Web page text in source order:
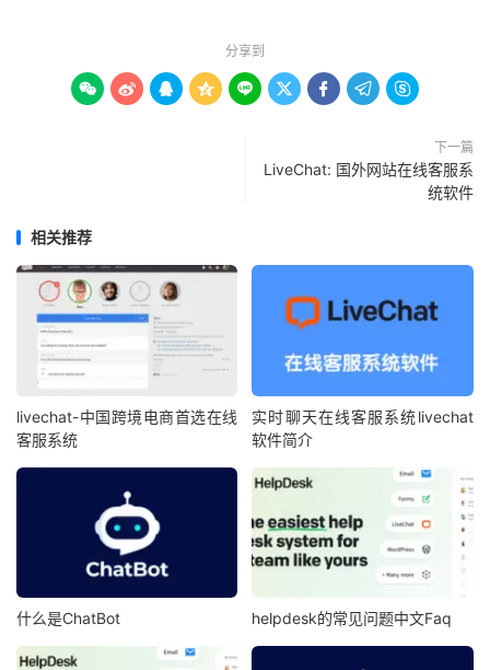
分享到
        
下一篇
LiveChat: 国外网站在线客服系
统软件
相关推荐
livechat-中国跨境电商首选在线
客服系统
实时聊天在线客服系统livechat
软件简介
什么是ChatBot helpdesk的常见问题中文Faq